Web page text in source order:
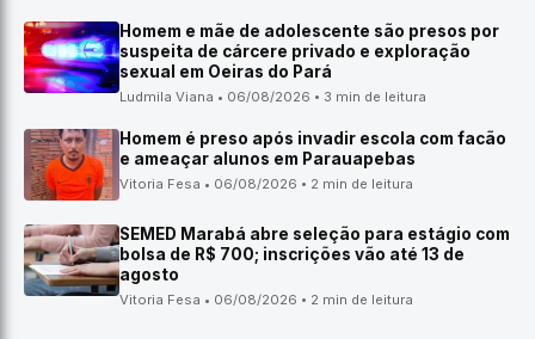
Homem e mãe de adolescente são presos por
suspeita de cárcere privado e exploração
sexual em Oeiras do Pará
Ludmila Viana • 06/08/2026 • 3 min de leitura
Homem é preso após invadir escola com facão
e ameaçar alunos em Parauapebas
Vitoria Fesa • 06/08/2026 • 2 min de leitura
SEMED Marabá abre seleção para estágio com
bolsa de R$ 700; inscrições vão até 13 de
agosto
Vitoria Fesa • 06/08/2026 • 2 min de leitura